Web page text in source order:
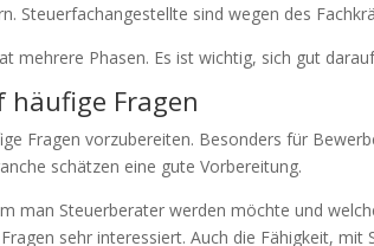
Steuerfachangestellte sind wegen des
mehrere Phasen. Es ist wichtig, sich gut
Fragen
Fragen vorzubereiten. Besonders für
schätzen eine gute Vorbereitung.
man Steuerberater werden möchte und
sehr interessiert. Auch die Fähigkeit,